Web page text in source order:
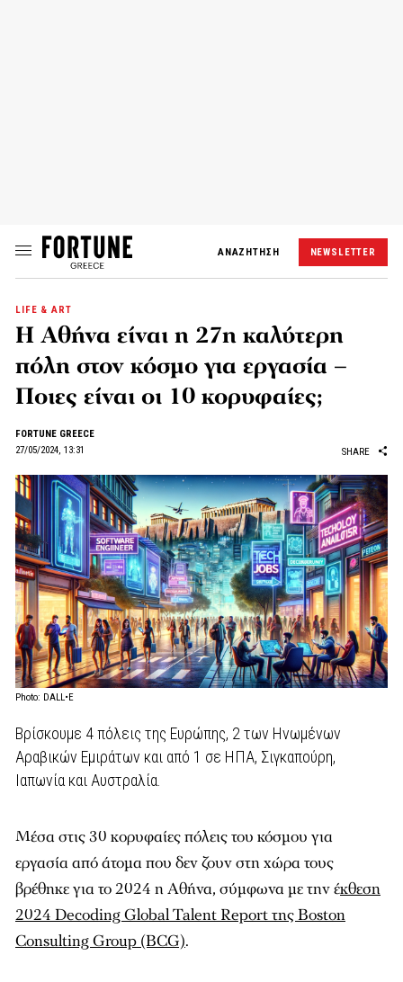
ΑΝΑΖΗΤΗΣΗ NEWSLETTER
LIFE & ART
Η Αθήνα είναι η 27η καλύτερη
πόλη στον κόσμο για εργασία –
Ποιες είναι οι 10 κορυφαίες;
FORTUNE GREECE
27/05/2024, 13:31
SHARE
Photo: DALL•E
Βρίσκουμε 4 πόλεις της Ευρώπης, 2 των Ηνωμένων
Αραβικών Εμιράτων και από 1 σε ΗΠΑ, Σιγκαπούρη,
Ιαπωνία και Αυστραλία.
Μέσα στις 30 κορυφαίες πόλεις του κόσμου για
εργασία από άτομα που δεν ζουν στη χώρα τους
βρέθηκε για το 2024 η Αθήνα, σύμφωνα με την έκθεση
2024 Decoding Global Talent Report της Boston
Consulting Group (BCG).